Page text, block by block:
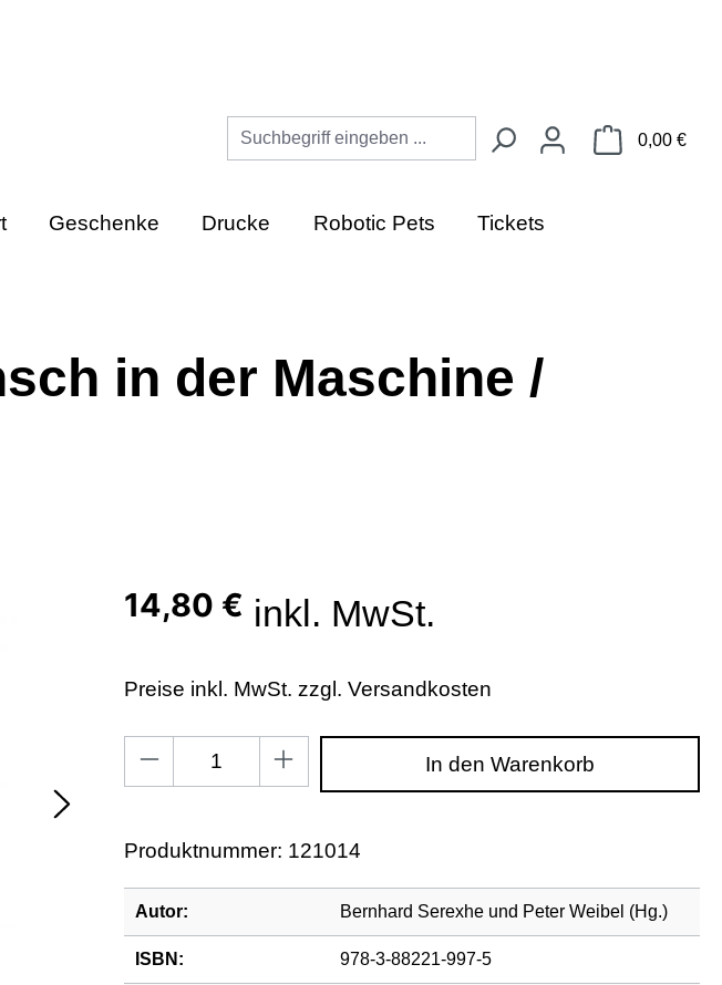
0,00 €
Geschenke Drucke Robotic Pets Tickets
in der Maschine /
14,80 € inkl. MwSt.
Preise inkl. MwSt. zzgl. Versandkosten
Produkt Anzahl: Gib den gewünschten Wert ein oder
In den Warenkorb
Produktnummer: 121014
Autor: Bernhard Serexhe und Peter Weibel (Hg.)
ISBN: 978-3-88221-997-5